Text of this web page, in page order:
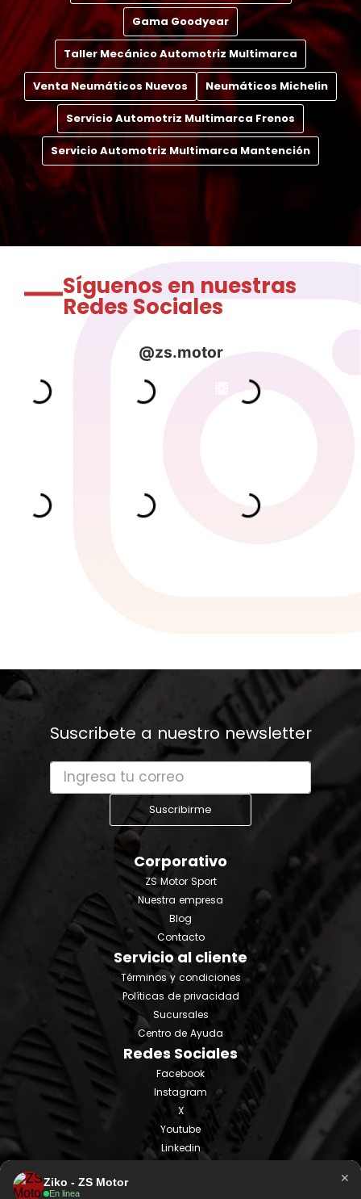
Gama Goodyear
Taller Mecánico Automotriz Multimarca
Venta Neumáticos Nuevos Neumáticos Michelin
Servicio Automotriz Multimarca Frenos
Servicio Automotriz Multimarca Mantención
Síguenos en nuestras
Redes Sociales
Suscribete a nuestro newsletter
Suscribirme
Corporativo
ZS Motor Sport
Nuestra empresa
Blog
Contacto
Servicio al cliente
Términos y condiciones
Políticas de privacidad
Sucursales
Centro de Ayuda
Redes Sociales
Facebook
Instagram
X
Youtube
Linkedin
Ziko - ZS Motor
En linea
×